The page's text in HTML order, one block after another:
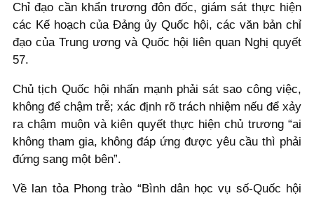
Chỉ đạo cần khẩn trương đôn đốc, giám sát thực hiện
các Kế hoạch của Đảng ủy Quốc hội, các văn bản chỉ
đạo của Trung ương và Quốc hội liên quan Nghị quyết
57.
Chủ tịch Quốc hội nhấn mạnh phải sát sao công việc,
không để chậm trễ; xác định rõ trách nhiệm nếu để xảy
ra chậm muộn và kiên quyết thực hiện chủ trương “ai
không tham gia, không đáp ứng được yêu cầu thì phải
đứng sang một bên”.
Về lan tỏa Phong trào “Bình dân học vụ số-Quốc hội